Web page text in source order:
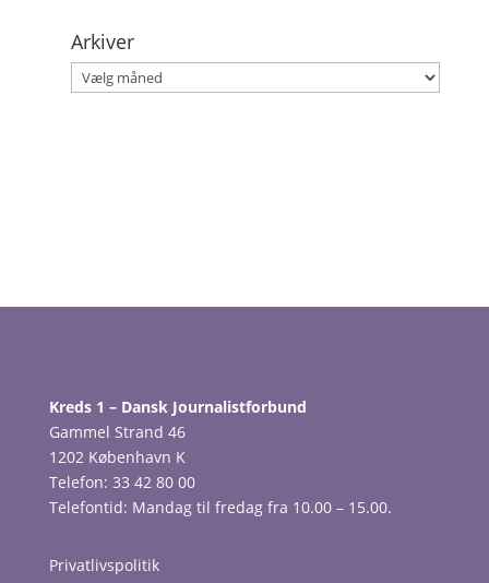
Arkiver
Arkiver
Kreds 1 – Dansk Journalistforbund
Gammel Strand 46
1202 København K
Telefon: 33 42 80 00
Telefontid: Mandag til fredag fra 10.00 – 15.00.
Privatlivspolitik